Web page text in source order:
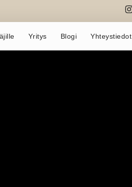
Yritys Blogi Yhteystiedot